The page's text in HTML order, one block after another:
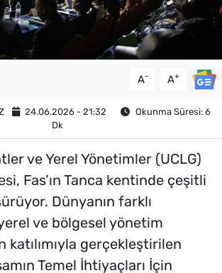
A- A+
24.06.2026 - 21:32
Okunma Süresi: 6
Dk
ve Yerel Yönetimler (UCLG)
Fas’ın Tanca kentinde çeşitli
Dünyanın farklı
ve bölgesel yönetim
gerçekleştirilen
Temel İhtiyaçları İçin